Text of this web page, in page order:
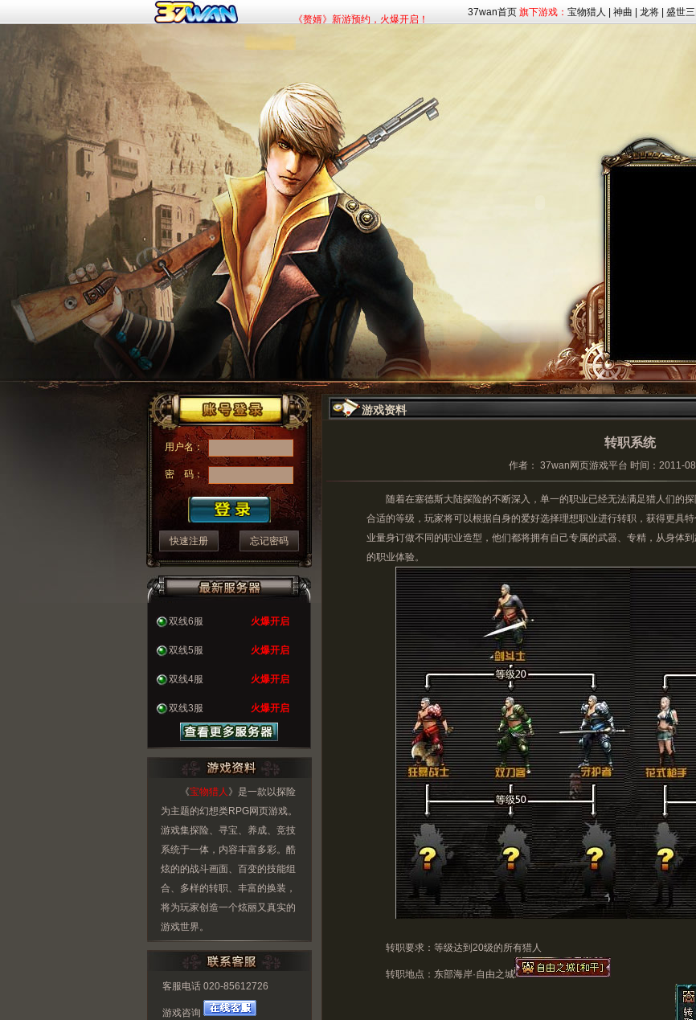
《赘婿》新游预约，火爆开启！
《九曲封神》杀入混沌，杀神灭魔！
37wan首页 旗下游戏： 宝物猎人 神曲 龙将 盛世三
游戏资料
转职系统
作者： 37wan网页游戏平台 时间：2011-
随着在塞德斯大陆探险的不断深入，单一的职业已经无法满足猎人们的探
合适的等级，玩家将可以根据自身的爱好选择理想职业进行转职，获得更具
业量身订做不同的职业造型，他们都将拥有自己专属的武器、专精，从身体
的职业体验。
转职要求：等级达到20级的所有猎人
转职地点：东部海岸·自由之城
用户名：
密 码：
快速注册 忘记密码
火爆开启
双线6服
火爆开启
双线5服
火爆开启
双线4服
火爆开启
双线3服
《宝物猎人 》是一款以探险
为主题的幻想类RPG网页游戏。
游戏集探险、寻宝、养成、竞技
系统于一体，内容丰富多彩。酷
炫的的战斗画面、百变的技能组
合、多样的转职、丰富的换装，
将为玩家创造一个炫丽又真实的
游戏世界。
客服电话 020-85612726
游戏咨询